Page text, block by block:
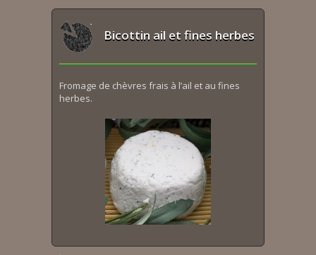
Bicottin ail et fines herbes
Fromage de chèvres frais à l’ail et au fines
herbes.